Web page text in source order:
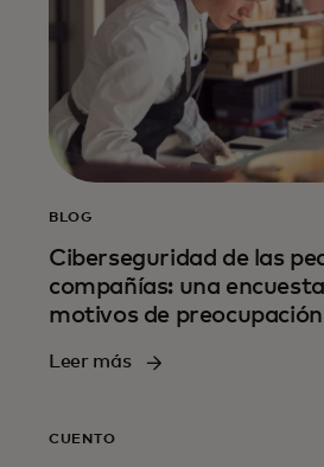
BLOG
Ciberseguridad de las
compañías: una
motivos de preocupación
Leer más
CUENTO